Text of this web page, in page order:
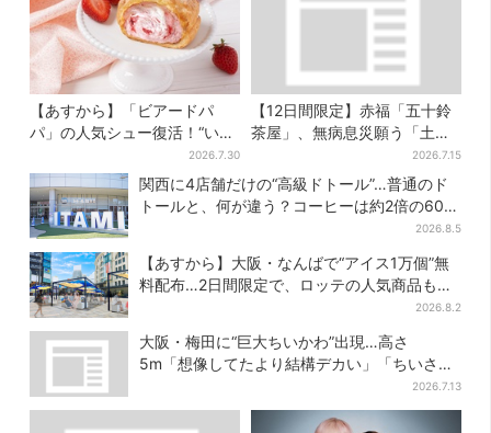
【あすから】「ビアードパ
パ」の人気シュー復活！“いち
ご×チーズケーキ”「待ってま
した」とSNSで大歓喜
2026.7.30
【12日間限定】赤福「五十鈴
茶屋」、無病息災願う「土用
さわ餅」販売スタート 関西8
カ所でも買える
2026.7.15
関西に4店舗だけの“高級ドトール”…普通のド
トールと、何が違う？コーヒーは約2倍の600
2026.8.5
【あすから】大阪・なんばで“アイス1万個”無
料配布…2日間限定で、ロッテの人気商品もら
2026.8.2
大阪・梅田に“巨大ちいかわ”出現…高さ
5m「想像してたより結構デカい」「ちいさ…
2026.7.13